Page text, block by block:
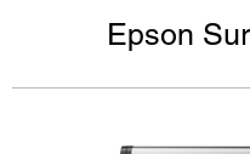
Epson